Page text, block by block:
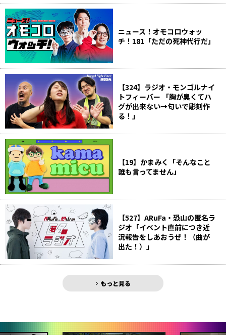
ニュース！オモコロウォッ
チ！181「ただの死神代行だ」
【324】ラジオ・モンゴルナイ
トフィーバー 「胸が臭くてハ
グが出来ない→匂いで彫刻作
る！」
【19】かまみく「そんなこと
誰も言ってません」
【527】ARuFa・恐山の匿名ラ
ジオ「イベント直前につき近
況報告をしあおうぜ！（曲が
出た！）」
もっと見る